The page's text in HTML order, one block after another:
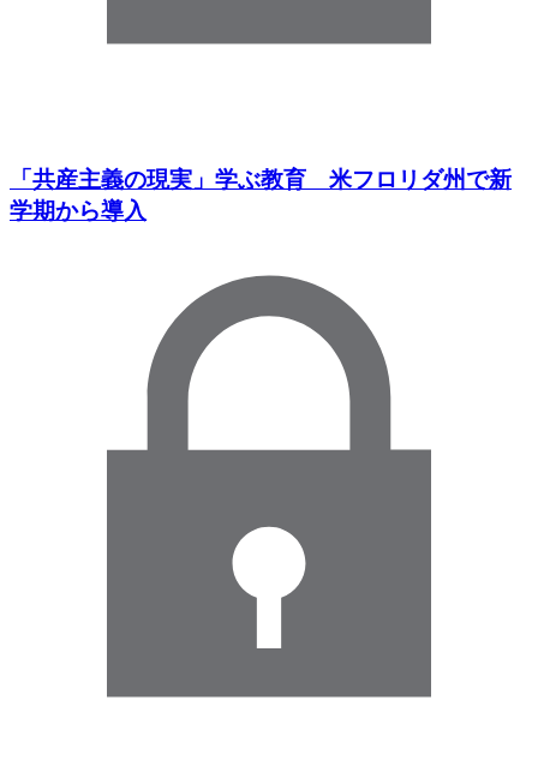
「共産主義の現実」学ぶ教育 米フロリダ州で新
学期から導入